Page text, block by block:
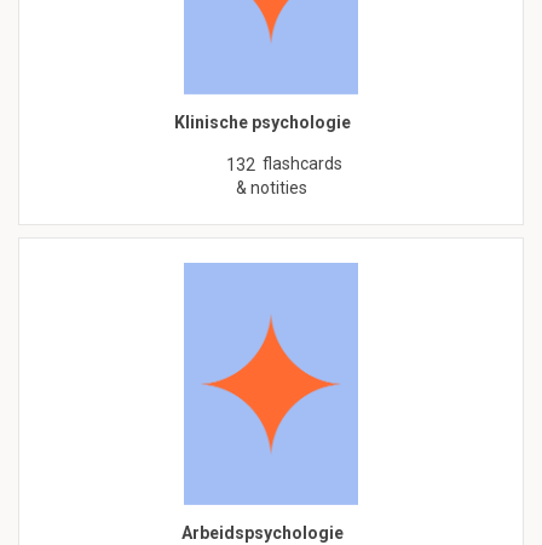
Klinische psychologie
132 flashcards
& notities
Arbeidspsychologie